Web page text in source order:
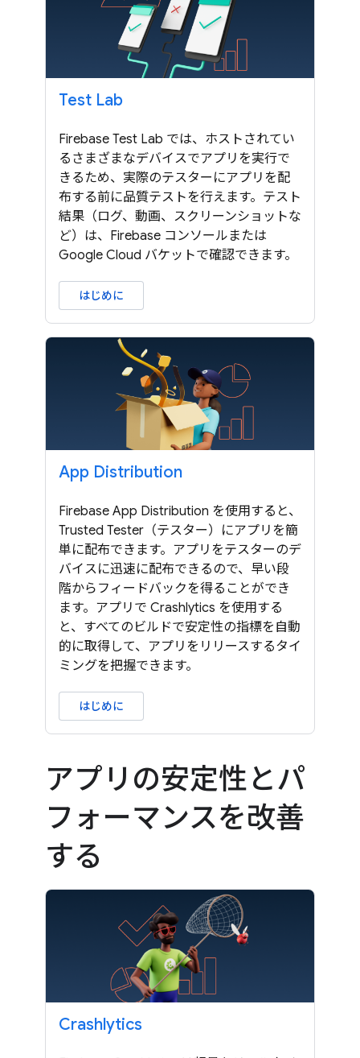
Test Lab
Firebase Test Lab では、ホストされてい
るさまざまなデバイスでアプリを実行で
きるため、実際のテスターにアプリを配
布する前に品質テストを行えます。テスト
結果（ログ、動画、スクリーンショットな
ど）は、Firebase コンソールまたは
Google Cloud バケットで確認できます。
はじめに
App Distribution
Firebase App Distribution を使用すると、
Trusted Tester（テスター）にアプリを簡
単に配布できます。アプリをテスターのデ
バイスに迅速に配布できるので、早い段
階からフィードバックを得ることができ
ます。アプリで Crashlytics を使用する
と、すべてのビルドで安定性の指標を自動
的に取得して、アプリをリリースするタイ
ミングを把握できます。
はじめに
アプリの安定性とパ
フォーマンスを改善
する
Crashlytics